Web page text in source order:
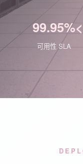
99.95%
可用性 SLA